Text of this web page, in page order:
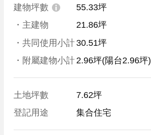
建物坪數
55.33坪
・主建物
21.86坪
・共同使用小計 30.51坪
・附屬建物小計 2.96坪(陽台2.96坪)
土地坪數
7.62坪
登記用途
集合住宅